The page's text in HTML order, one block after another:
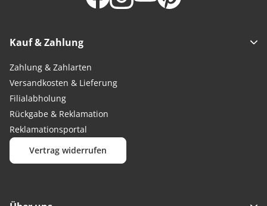
Kauf & Zahlung
Zahlung & Zahlarten
Versandkosten & Lieferung
Filialabholung
Rückgabe & Reklamation
Reklamationsportal
Vertrag widerrufen